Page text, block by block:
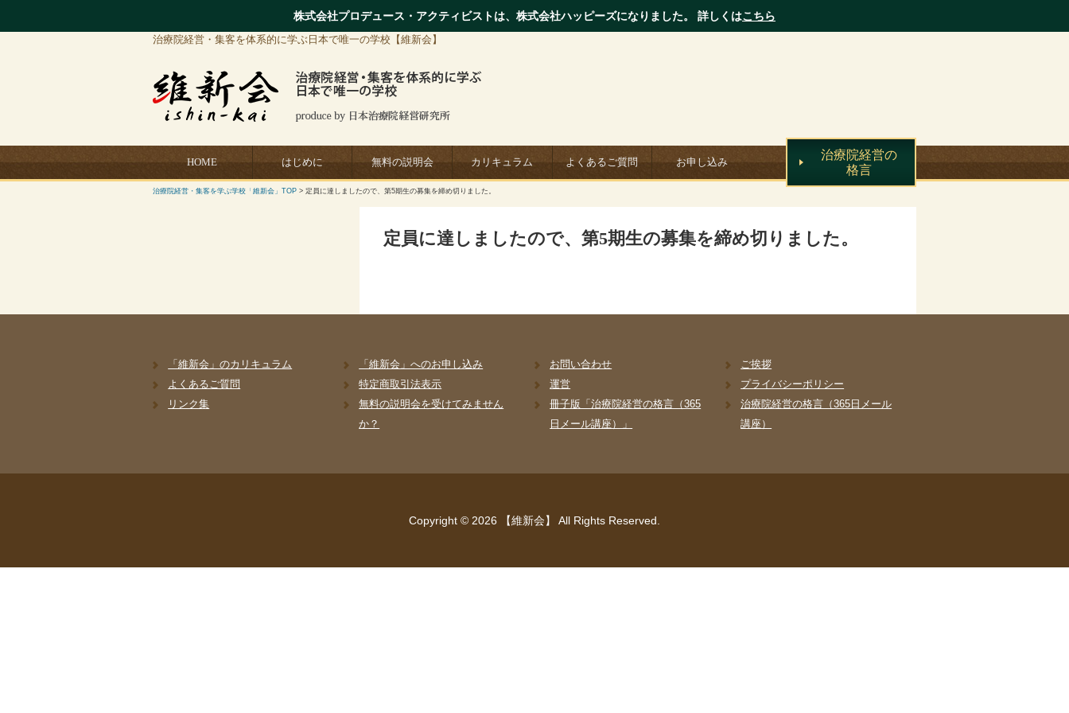
治療院経営・集客を体系的に学ぶ日本で唯一の学校【維新会】
HOME はじめに 無料の説明会 カリキュラム よくあるご質問 お申し込み
治療院経営の
格言
治療院経営・集客を学ぶ学校「維新会」TOP > 定員に達しましたので、第5期生の募集を締め切りました。
定員に達しましたので、第5期生の募集を締め切りました。
「維新会」のカリキュラム 「維新会」へのお申し込み お問い合わせ
ご挨拶
よくあるご質問
特定商取引法表示 運営
プライバシーポリシー
リンク集
無料の説明会を受けてみません
か？
冊子版「治療院経営の格言（365
日メール講座）」
治療院経営の格言（365日メール
講座）
Copyright © 2026 【維新会】 All Rights Reserved.
株式会社プロデュース・アクティビストは、株式会社ハッピーズになりました。 詳しくはこちら